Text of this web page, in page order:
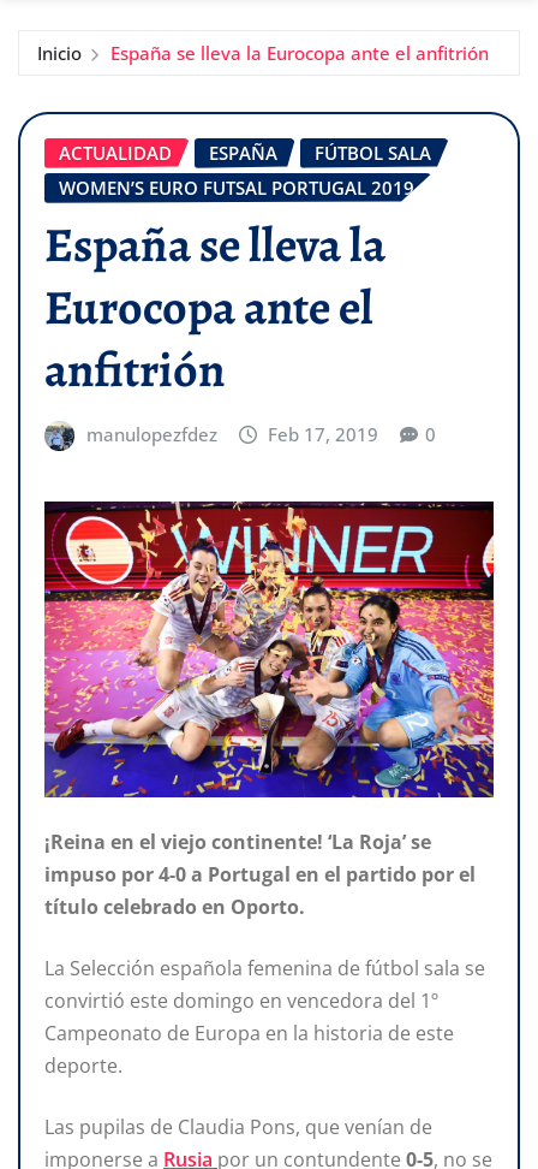
Inicio España se lleva la Eurocopa ante el anfitrión
ACTUALIDAD ESPAÑA
FÚTBOL SALA
WOMEN’S EURO FUTSAL PORTUGAL 2019
España se lleva la
Eurocopa ante el
anfitrión
manulopezfdez Feb 17, 2019 0
¡Reina en el viejo continente! ‘La Roja’ se
impuso por 4-0 a Portugal en el partido por el
título celebrado en Oporto.
La Selección española femenina de fútbol sala se
convirtió este domingo en vencedora del 1º
Campeonato de Europa en la historia de este
deporte.
Las pupilas de Claudia Pons, que venían de
imponerse a Rusia por un contundente 0-5, no se